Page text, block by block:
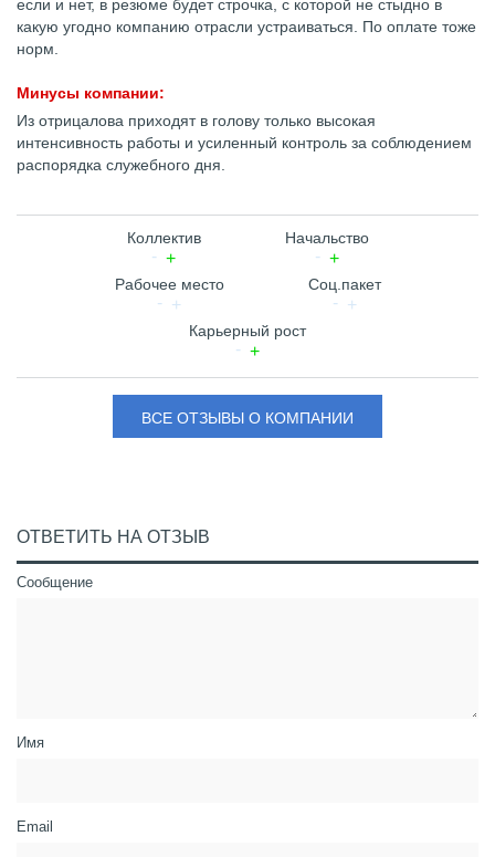
если и нет, в резюме будет строчка, с которой не стыдно в
какую угодно компанию отрасли устраиваться. По оплате тоже
норм.
Минусы компании:
Из отрицалова приходят в голову только высокая
интенсивность работы и усиленный контроль за соблюдением
распорядка служебного дня.
Коллектив Начальство
Рабочее место Соц.пакет
Карьерный рост
ВСЕ ОТЗЫВЫ О КОМПАНИИ
ОТВЕТИТЬ НА ОТЗЫВ
Сообщение
Имя
Email